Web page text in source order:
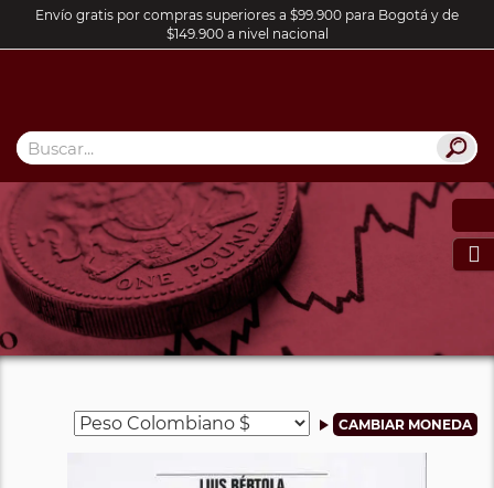
Envío gratis por compras superiores a $99.900 para Bogotá y de
$149.900 a nivel nacional
